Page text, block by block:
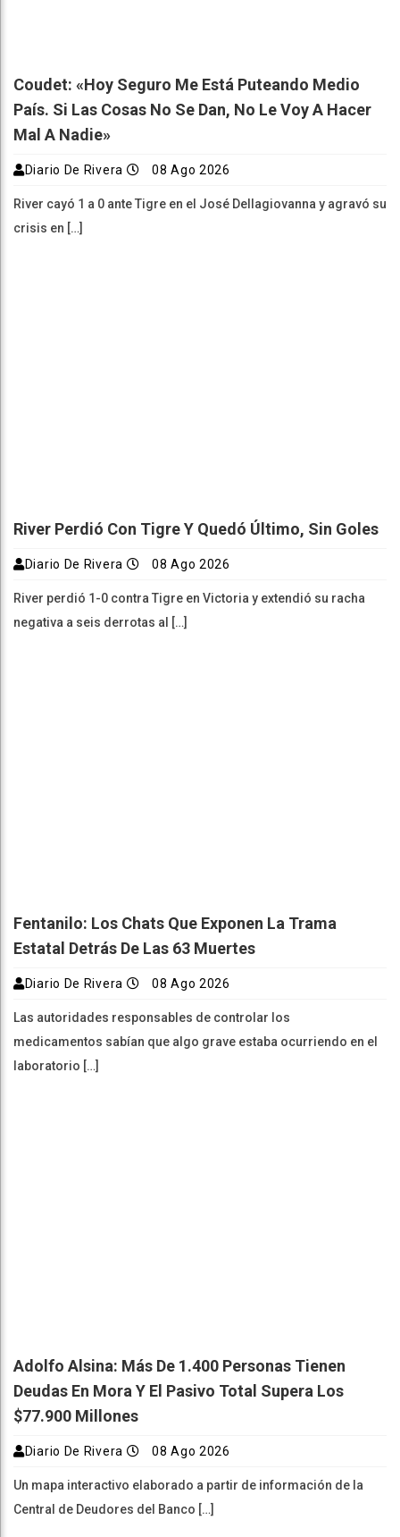
Coudet: «Hoy Seguro Me Está Puteando Medio
País. Si Las Cosas No Se Dan, No Le Voy A Hacer
Mal A Nadie»
Diario De Rivera 08 Ago 2026
River cayó 1 a 0 ante Tigre en el José Dellagiovanna y agravó su
crisis en […]
River Perdió Con Tigre Y Quedó Último, Sin Goles
Diario De Rivera 08 Ago 2026
River perdió 1-0 contra Tigre en Victoria y extendió su racha
negativa a seis derrotas al […]
Fentanilo: Los Chats Que Exponen La Trama
Estatal Detrás De Las 63 Muertes
Diario De Rivera 08 Ago 2026
Las autoridades responsables de controlar los
medicamentos sabían que algo grave estaba ocurriendo en el
laboratorio […]
Adolfo Alsina: Más De 1.400 Personas Tienen
Deudas En Mora Y El Pasivo Total Supera Los
$77.900 Millones
Diario De Rivera 08 Ago 2026
Un mapa interactivo elaborado a partir de información de la
Central de Deudores del Banco […]